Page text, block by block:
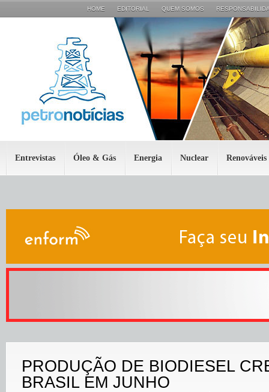
HOME EDITORIAL QUEM SOMOS
Entrevistas Óleo & Gás Energia Nuclear Renováveis
PRODUÇÃO DE BIODIESEL
BRASIL EM JUNHO